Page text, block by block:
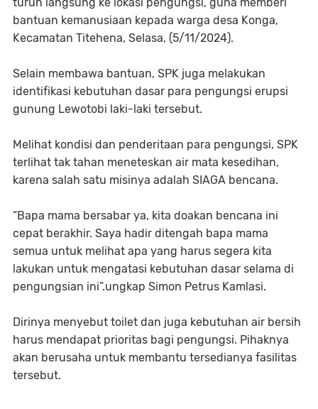
bantuan kemanusiaan kepada warga desa Konga,
Kecamatan Titehena, Selasa, (5/11/2024).
Selain membawa bantuan, SPK juga melakukan
identifikasi kebutuhan dasar para pengungsi erupsi
gunung Lewotobi laki-laki tersebut.
Melihat kondisi dan penderitaan para pengungsi, SPK
terlihat tak tahan meneteskan air mata kesedihan,
karena salah satu misinya adalah SIAGA bencana.
“Bapa mama bersabar ya, kita doakan bencana ini
cepat berakhir. Saya hadir ditengah bapa mama
semua untuk melihat apa yang harus segera kita
lakukan untuk mengatasi kebutuhan dasar selama di
pengungsian ini”.ungkap Simon Petrus Kamlasi.
Dirinya menyebut toilet dan juga kebutuhan air bersih
harus mendapat prioritas bagi pengungsi. Pihaknya
akan berusaha untuk membantu tersedianya fasilitas
tersebut.